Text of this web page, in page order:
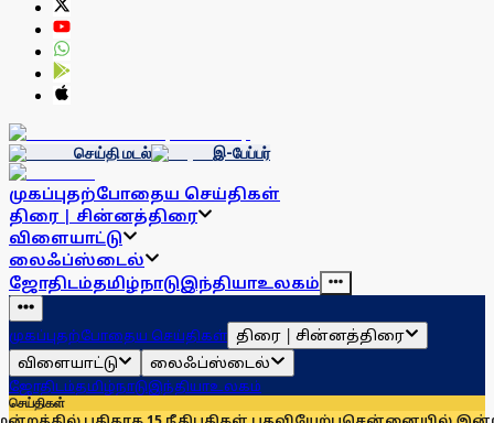
செய்தி மடல் இ-பேப்பர்
முகப்புதற்போதைய செய்திகள்
திரை | சின்னத்திரை
விளையாட்டு
லைஃப்ஸ்டைல்
ஜோதிடம்தமிழ்நாடுஇந்தியாஉலகம்
முகப்புதற்போதைய செய்திகள் திரை | சின்னத்திரை
விளையாட்டு
லைஃப்ஸ்டைல்
ஜோதிடம்தமிழ்நாடுஇந்தியாஉலகம்
செய்திகள்